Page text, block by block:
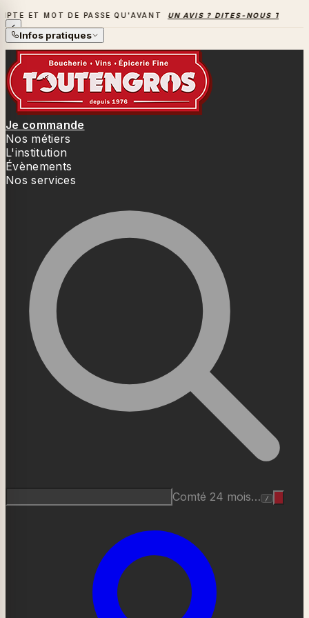
DE PASSE QU'AVANT UN AVIS ? DITES-NOUS TOUT →
LA SAISON DES BARBECUES BAT SON PLEIN
Infos pratiques
Je commande
Nos métiers
L'institution
Évènements
Nos services
Roquefort AOP… /